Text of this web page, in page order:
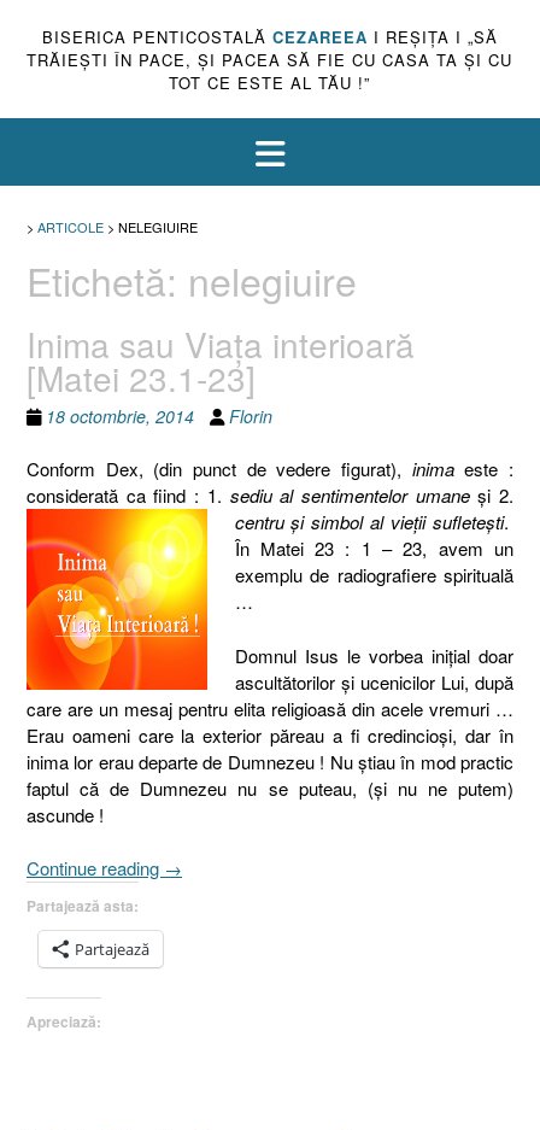
BISERICA PENTICOSTALĂ CEZAREEA I REŞIŢA I „SĂ
TRĂIEŞTI ÎN PACE, ŞI PACEA SĂ FIE CU CASA TA ŞI CU
TOT CE ESTE AL TĂU !”
> ARTICOLE > NELEGIUIRE
Etichetă: nelegiuire
Inima sau Viaţa interioară
[Matei 23.1-23]
18 octombrie, 2014 Florin
Conform Dex, (din punct de vedere figurat), inimaeste :
considerată ca fiind : 1. sediu al sentimentelor umaneşi 2.
centru şi simbol al vieţii sufleteşti.
În Matei 23 : 1 – 23, avem un
exemplu de radiografiere spirituală
…
Domnul Isus le vorbea iniţial doar
ascultătorilor şi ucenicilor Lui, după
care are un mesaj pentru elita religioasă din acele vremuri …
Erau oameni care la exterior păreau a fi credincioşi, dar în
inima lor erau departe de Dumnezeu ! Nu ştiau în mod practic
faptul că de Dumnezeu nu se puteau, (şi nu ne putem)
ascunde !
Continue reading „Inima
[Matei
→
Partajează asta:
Partajează
Apreciază: